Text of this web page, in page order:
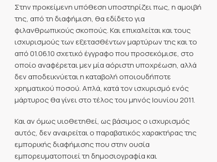
Στην προκείμενη υπόθεση υποστηρίζει πως, η αμοιβή
της, από τη διαφήμιση, θα εδίδετο για
φιλανθρωπικούς σκοπούς. Και επικαλείται και τους
ισχυρισμούς των εξετασθέντων μαρτύρων της και το
από 01.06.10 σχετικό έγγραφο που προσεκόμισε, στο
οποίο αναφέρεται μεν μία αόριστη υποχρέωση, αλλά
δεν αποδεικνύεται η καταβολή οποιουδήποτε
χρηματικού ποσού. Απλά, κατά τον ισχυρισμό ενός
μάρτυρος θα γίνει στο τέλος του μηνός Ιουνίου 2011.
Και αν όμως υιοθετηθεί, ως βάσιμος ο ισχυρισμός
αυτός, δεν αναιρείται ο παραβατικός χαρακτήρας της
εμπορικής διαφήμισης που στην ουσία
εμπορευματοποιεί τη δημοσιογραφία και